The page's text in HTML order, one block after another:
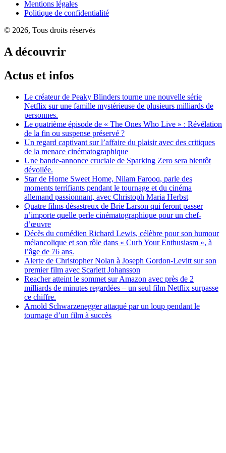
Mentions légales
Politique de confidentialité
© 2026, Tous droits réservés
A découvrir
Actus et infos
Le créateur de Peaky Blinders tourne une nouvelle série
Netflix sur une famille mystérieuse de plusieurs milliards de
personnes.
Le quatrième épisode de « The Ones Who Live » : Révélation
de la fin ou suspense préservé ?
Un regard captivant sur l’affaire du plaisir avec des critiques
de la menace cinématographique
Une bande-annonce cruciale de Sparking Zero sera bientôt
dévoilée.
Star de Home Sweet Home, Nilam Farooq, parle des
moments terrifiants pendant le tournage et du cinéma
allemand passionnant, avec Christoph Maria Herbst
Quatre films désastreux de Brie Larson qui feront passer
n’importe quelle perle cinématographique pour un chef-
d’œuvre
Décès du comédien Richard Lewis, célèbre pour son humour
mélancolique et son rôle dans « Curb Your Enthusiasm », à
l’âge de 76 ans.
Alerte de Christopher Nolan à Joseph Gordon-Levitt sur son
premier film avec Scarlett Johansson
Reacher atteint le sommet sur Amazon avec près de 2
milliards de minutes regardées – un seul film Netflix surpasse
ce chiffre.
Arnold Schwarzenegger attaqué par un loup pendant le
tournage d’un film à succès